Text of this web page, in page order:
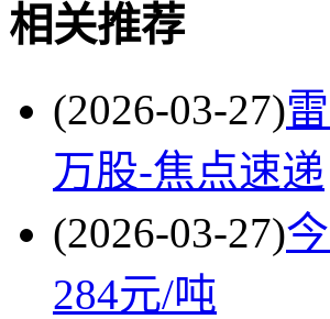
相关推荐
(2026-03-27)
万股-焦点速递
(2026-03-27)
284元/吨